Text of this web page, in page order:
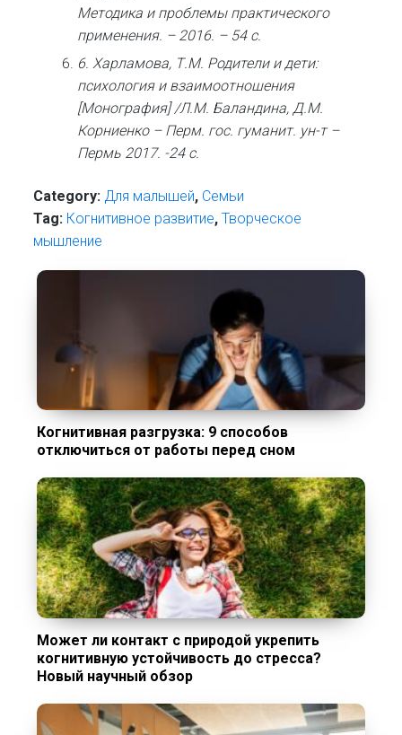
Методика и проблемы практического
применения. – 2016. – 54 с.
6. Харламова, Т.М. Родители и дети:
психология и взаимоотношения
[Монография] /Л.М. Баландина, Д.М.
Корниенко – Перм. гос. гуманит. ун-т –
Пермь 2017. -24 с.
Category: Для малышей, Семьи
Tag: Когнитивное развитие,Творческое
мышление
Когнитивная разгрузка: 9 способов
отключиться от работы перед сном
Может ли контакт с природой укрепить
когнитивную устойчивость до стресса?
Новый научный обзор